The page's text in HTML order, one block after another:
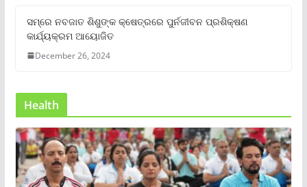
ସମ୍‌ରେ ନବଜାତ ଶିଶୁଙ୍କ କ୍ଷେତ୍ରରେ ପୁର୍ନଜୀବନ ପ୍ରଶିକ୍ଷଣ
କାର୍ଯ୍ୟକ୍ରମ ଆୟୋଜିତ
December 26, 2024
Health